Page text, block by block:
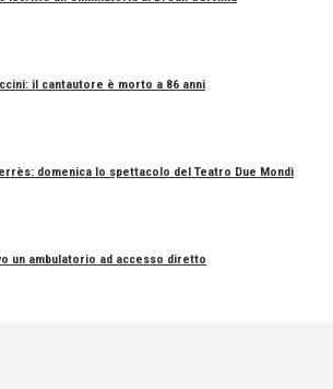
il cantautore è morto a 86 anni
domenica lo spettacolo del Teatro Due Mondi
un ambulatorio ad accesso diretto